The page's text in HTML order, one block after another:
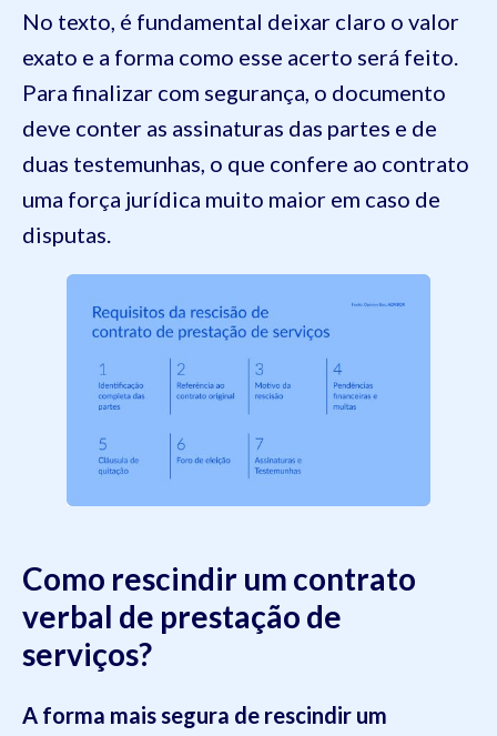
No texto, é fundamental deixar claro o valor
exato e a forma como esse acerto será feito.
Para finalizar com segurança, o documento
deve conter as assinaturas das partes e de
duas testemunhas, o que confere ao contrato
uma força jurídica muito maior em caso de
disputas.
Como rescindir um contrato
verbal de prestação de
serviços?
A forma mais segura de rescindir um